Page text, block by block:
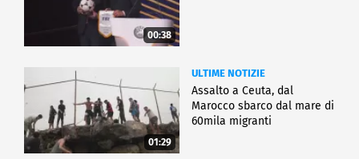
00:38
01:29
ULTIME NOTIZIE
Assalto a Ceuta, dal
Marocco sbarco dal mare di
60mila migranti